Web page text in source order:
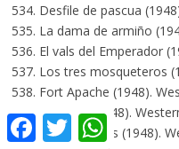
534. Desfile de pascua
535. La dama de armiño
536. El vals del Emperador
537. Los tres mosqueteros
538. Fort Apache (1948).
539. Río Rojo (1948).
540. Tres padrinos (1948).
FacebookTwitterWhatsApp